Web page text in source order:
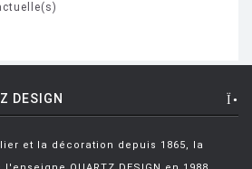
DESIGN
et la décoration depuis 1865, la